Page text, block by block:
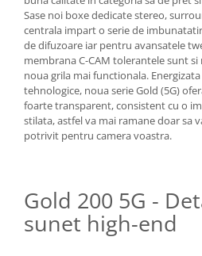
Sase noi boxe dedicate stereo,
centrala impart o serie de
de difuzoare iar pentru avansatele
membrana C-CAM tolerantele sunt
noua grila mai functionala.
tehnologice, noua serie Gold (5G)
foarte transparent, consistent cu o
stilata, astfel va mai ramane doar sa
potrivit pentru camera voastra.
Gold 200 5G -
sunet high-end